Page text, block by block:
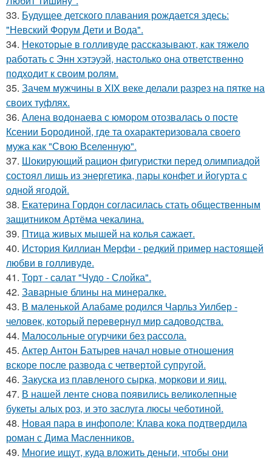
33. Будущее детского плавания рождается здесь:
"Невский Форум Дети и Вода".
34. Некоторые в голливуде рассказывают, как тяжело
работать с Энн хэтэуэй, настолько она ответственно
подходит к своим ролям.
35. Зачем мужчины в XIX веке делали разрез на пятке на
своих туфлях.
36. Алена водонаева с юмором отозвалась о посте
Ксении Бородиной, где та охарактеризовала своего
мужа как "Свою Вселенную".
37. Шокирующий рацион фигуристки перед олимпиадой
состоял лишь из энергетика, пары конфет и йогурта с
одной ягодой.
38. Екатерина Гордон согласилась стать общественным
защитником Артёма чекалина.
39. Птица живых мышей на колья сажает.
40. История Киллиан Мерфи - редкий пример настоящей
любви в голливуде.
41. Торт - салат "Чудо - Слойка".
42. Заварные блины на минералке.
43. В маленькой Алабаме родился Чарльз Уилбер -
человек, который перевернул мир садоводства.
44. Малосольные огурчики без рассола.
45. Актер Антон Батырев начал новые отношения
вскоре после развода с четвертой супругой.
46. Закуска из плавленого сырка, моркови и яиц.
47. В нашей ленте снова появились великолепные
букеты алых роз, и это заслуга люсы чеботиной.
48. Новая пара в инфополе: Клава кока подтвердила
роман с Дима Масленников.
49. Многие ищут, куда вложить деньги, чтобы они